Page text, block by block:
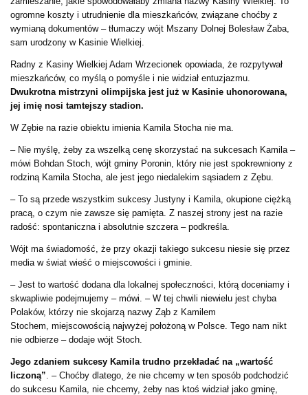
ogromne koszty i utrudnienie dla mieszkańców, związane choćby z
wymianą dokumentów – tłumaczy wójt Mszany Dolnej Bolesław Żaba,
sam urodzony w Kasinie Wielkiej.
Radny z Kasiny Wielkiej Adam Wrzecionek opowiada, że rozpytywał
mieszkańców, co myślą o pomyśle i nie widział entuzjazmu.
Dwukrotna mistrzyni olimpijska jest już w Kasinie uhonorowana,
jej imię nosi tamtejszy stadion.
W Zębie na razie obiektu imienia Kamila Stocha nie ma.
– Nie myślę, żeby za wszelką cenę skorzystać na sukcesach Kamila –
mówi Bohdan Stoch, wójt gminy Poronin, który nie jest spokrewniony z
rodziną Kamila Stocha, ale jest jego niedalekim sąsiadem z Zębu.
– To są przede wszystkim sukcesy Justyny i Kamila, okupione ciężką
pracą, o czym nie zawsze się pamięta. Z naszej strony jest na razie
radość: spontaniczna i absolutnie szczera – podkreśla.
Wójt ma świadomość, że przy okazji takiego sukcesu niesie się przez
media w świat wieść o miejscowości i gminie.
– Jest to wartość dodana dla lokalnej społeczności, którą doceniamy i
skwapliwie podejmujemy – mówi. – W tej chwili niewielu jest chyba
Polaków, którzy nie skojarzą nazwy Ząb z Kamilem
Stochem, miejscowością najwyżej położoną w Polsce. Tego nam nikt
nie odbierze – dodaje wójt Stoch.
Jego zdaniem sukcesy Kamila trudno przekładać na „wartość
liczoną” . – Choćby dlatego, że nie chcemy w ten sposób podchodzić
do sukcesu Kamila, nie chcemy, żeby nas ktoś widział jako gminę,